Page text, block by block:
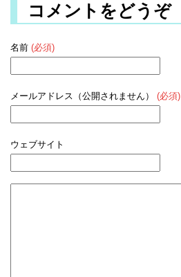
コメントをどうぞ
名前 (必須)
メールアドレス（公開されません） (必須)
ウェブサイト